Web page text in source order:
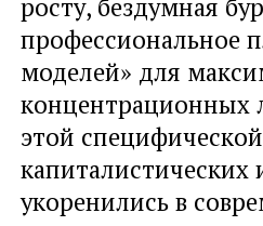
профессиональное
моделей» для
концентрационных
этой
капиталистических
укоренились в